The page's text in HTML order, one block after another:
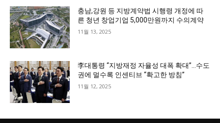
충남,강원 등 지방계약법 시행령 개정에 따
른 청년 창업기업 5,000만원까지 수의계약
11월 13, 2025
李대통령 “지방재정 자율성 대폭 확대”…수도
권에 멀수록 인센티브 “확고한 방침”
11월 12, 2025